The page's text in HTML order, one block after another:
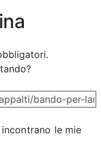
le mie